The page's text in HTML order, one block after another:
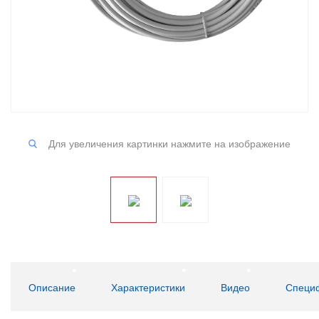
Для увеличения картинки нажмите на изображение
Описание Характеристики Видео